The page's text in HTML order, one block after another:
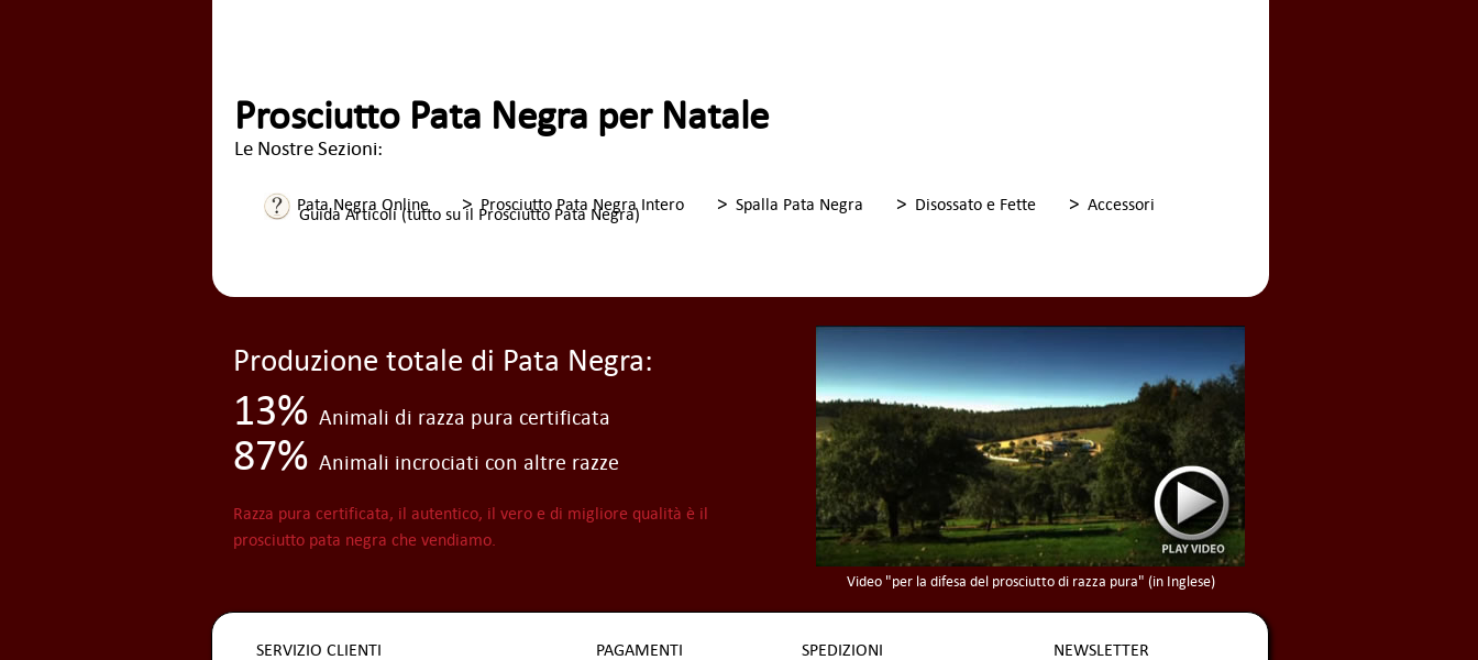
Prosciutto Pata Negra per Natale
Le Nostre Sezioni:
Pata Negra Online > Prosciutto Pata Negra Intero > Spalla Pata Negra > Disossato e Fette > Accessori
Guida Articoli (tutto su il Prosciutto Pata Negra)
Produzione totale di Pata Negra:
13% Animali di razza pura certificata
87% Animali incrociati con altre razze
Razza pura certificata, il autentico, il vero e di migliore qualità è il
prosciutto pata negra che vendiamo.
Video "per la difesa del prosciutto di razza pura" (in Inglese)
SERVIZIO CLIENTI PAGAMENTI SPEDIZIONI NEWSLETTER